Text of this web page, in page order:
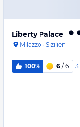
Liberty Palace
Milazzo · Sizilien
100% 6 / 6 3